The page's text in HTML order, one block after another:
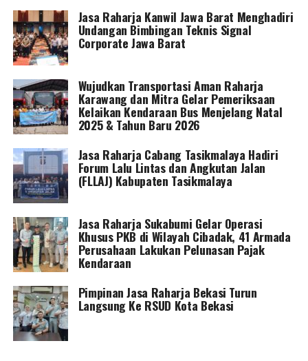
Jasa Raharja Kanwil Jawa Barat Menghadiri
Undangan Bimbingan Teknis Signal
Corporate Jawa Barat
Wujudkan Transportasi Aman Raharja
Karawang dan Mitra Gelar Pemeriksaan
Kelaikan Kendaraan Bus Menjelang Natal
2025 & Tahun Baru 2026
Jasa Raharja Cabang Tasikmalaya Hadiri
Forum Lalu Lintas dan Angkutan Jalan
(FLLAJ) Kabupaten Tasikmalaya
Jasa Raharja Sukabumi Gelar Operasi
Khusus PKB di Wilayah Cibadak, 41 Armada
Perusahaan Lakukan Pelunasan Pajak
Kendaraan
Pimpinan Jasa Raharja Bekasi Turun
Langsung Ke RSUD Kota Bekasi